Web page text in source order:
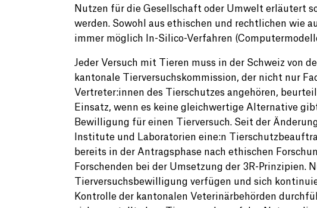
Nutzen für die Gesellschaft oder Umwelt erläutert
werden. Sowohl aus ethischen und rechtlichen wie
immer möglich In-Silico-Verfahren
Jeder Versuch mit Tieren muss in der Schweiz von
kantonale Tierversuchskommission, der nicht nur
Vertreter:innen des Tierschutzes angehören,
Einsatz, wenn es keine gleichwertige Alternative
Bewilligung für einen Tierversuch. Seit der
Institute und Laboratorien eine:n
bereits in der Antragsphase nach ethischen
Forschenden bei der Umsetzung der 3R-Prinzipien.
Tierversuchsbewilligung verfügen und sich
Kontrolle der kantonalen Veterinärbehörden